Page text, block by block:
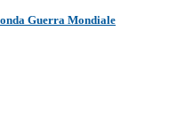
Guerra Mondiale